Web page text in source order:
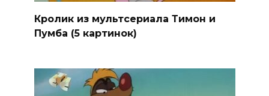
Кролик из мультсериала Тимон и
Пумба (5 картинок)